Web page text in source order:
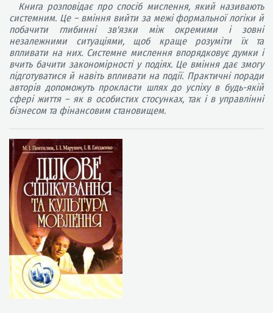
Книга розповідає про спосіб мислення, який називають
системним. Це – вміння вийти за межі формальної логіки й
побачити глибинні зв'язки між окремими і зовні
незалежними ситуаціями, щоб краще розуміти їх та
впливати на них. Системне мислення впорядковує думки і
вчить бачити закономірності у подіях. Це вміння дає змогу
підготуватися й навіть впливати на події. Практичні поради
авторів допоможуть прокласти шлях до успіху в будь-якій
сфері життя – як в особистих стосунках, так і в управлінні
бізнесом та фінансовим становищем.